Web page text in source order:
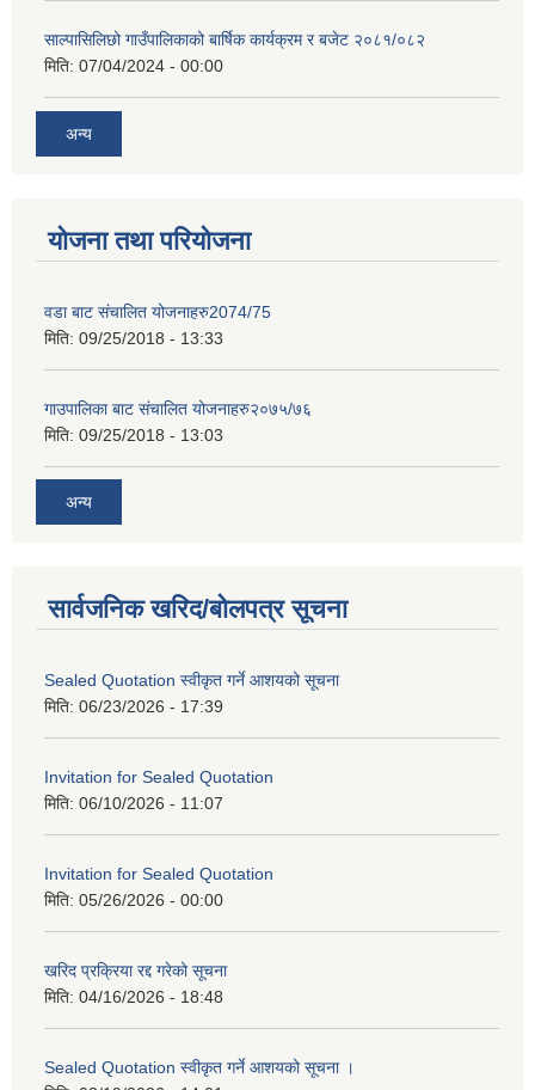
साल्पासिलिछो गाउँपालिकाको बार्षिक कार्यक्रम र बजेट २०८१/०८२
मिति: 07/04/2024 - 00:00
अन्य
योजना तथा परियोजना
वडा बाट संचालित योजनाहरु2074/75
मिति: 09/25/2018 - 13:33
गाउपालिका बाट संचालित योजनाहरु२०७५/७६
मिति: 09/25/2018 - 13:03
अन्य
सार्वजनिक खरिद/बोलपत्र सूचना
Sealed Quotation स्वीकृत गर्ने आशयको सूचना
मिति: 06/23/2026 - 17:39
Invitation for Sealed Quotation
मिति: 06/10/2026 - 11:07
Invitation for Sealed Quotation
मिति: 05/26/2026 - 00:00
खरिद प्रक्रिया रद्द गरेको सूचना
मिति: 04/16/2026 - 18:48
Sealed Quotation स्वीकृत गर्ने आशयको सूचना ।